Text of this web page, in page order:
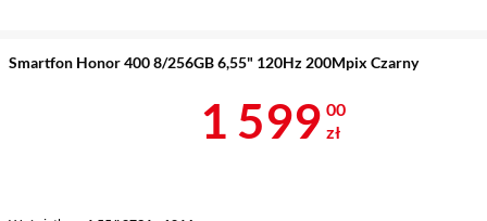
Smartfon Honor 400 8/256GB 6,55" 120Hz 200Mpix Czarny
Cena 1 599 zł
1 599 00
zł